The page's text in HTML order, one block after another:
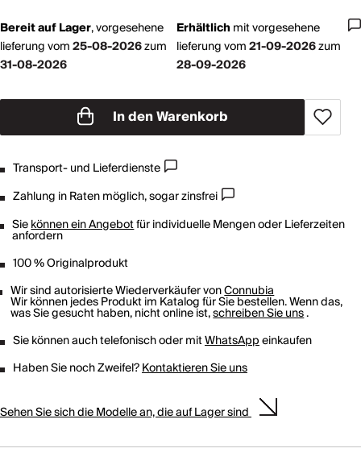
Bereit auf Lager,vorgesehene
lieferung vom25-08-2026zum
31-08-2026
Erhältlich mitvorgesehene
lieferung vom21-09-2026zum
28-09-2026
In den Warenkorb
Transport- und Lieferdienste
Zahlung in Raten möglich, sogar zinsfrei
Siekönnen ein Angebotfür individuelle Mengen oder Lieferzeiten
anfordern
100 % Originalprodukt
Wir sind autorisierte Wiederverkäufer vonConnubia
Wir können jedes Produkt im Katalog für Sie bestellen. Wenn das,
was Sie gesucht haben, nicht online ist,schreiben Sie uns.
Sie können auch telefonisch oder mitWhatsAppeinkaufen
Haben Sie noch Zweifel?Kontaktieren Sie uns
Sehen Sie sich die Modelle an, die auf Lager sind